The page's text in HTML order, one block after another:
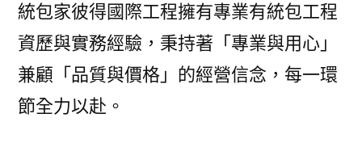
統包家彼得國際工程擁有專業有統包工程
資歷與實務經驗，秉持著「專業與用心」
兼顧「品質與價格」的經營信念，每一環
節全力以赴。